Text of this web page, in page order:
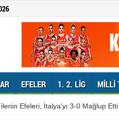
EFELER 1. 2. LIG MILLI
Efeleri, İtalya'yı 3-0 Mağlup Etti